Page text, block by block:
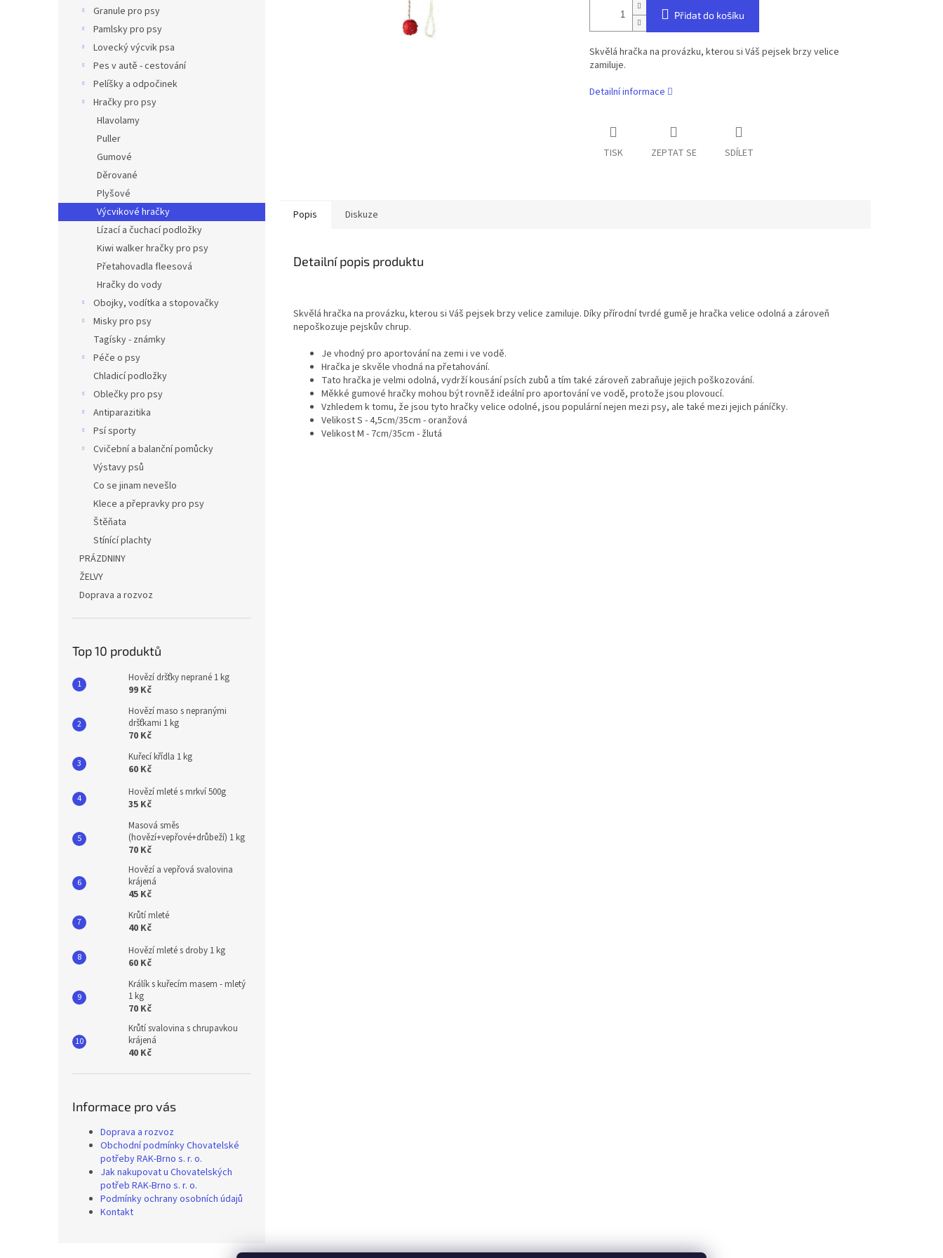
Granule pro psy
Pamlsky pro psy
Lovecký výcvik psa
Pes v autě - cestování
Pelíšky a odpočinek
Hračky pro psy
Hlavolamy
Puller
Gumové
Děrované
Plyšové
Výcvikové hračky
Lízací a čuchací podložky
Kiwi walker hračky pro psy
Přetahovadla fleesová
Hračky do vody
Obojky, vodítka a stopovačky
Misky pro psy
Tagísky - známky
Péče o psy
Chladicí podložky
Oblečky pro psy
Antiparazitika
Psí sporty
Cvičební a balanční pomůcky
Výstavy psů
Co se jinam nevešlo
Klece a přepravky pro psy
Štěňata
Stínící plachty
PRÁZDNINY
ŽELVY
Doprava a rozvoz
Top 10 produktů
Hovězí dršťky neprané 1 kg
99 Kč
Hovězí maso s nepranými
dršťkami 1 kg
70 Kč
Kuřecí křídla 1 kg
60 Kč
Hovězí mleté s mrkví 500g
35 Kč
Masová směs
(hovězí+vepřové+drůbeží) 1 kg
70 Kč
Hovězí a vepřová svalovina
krájená
45 Kč
Krůtí mleté
40 Kč
Hovězí mleté s droby 1 kg
60 Kč
Králík s kuřecím masem - mletý
1 kg
70 Kč
Krůtí svalovina s chrupavkou
krájená
40 Kč
Informace pro vás
Doprava a rozvoz
Obchodní podmínky Chovatelské
potřeby RAK-Brno s. r. o.
Jak nakupovat u Chovatelských
potřeb RAK-Brno s. r. o.
Podmínky ochrany osobních údajů
Kontakt
Přidat do košíku
Skvělá hračka na provázku, kterou si Váš pejsek brzy velice
zamiluje.
Detailní informace
TISK ZEPTAT SE SDÍLET
Popis Diskuze
Detailní popis produktu
Skvělá hračka na provázku, kterou si Váš pejsek brzy velice zamiluje. Díky přírodní tvrdé gumě je hračka velice odolná a zároveň
nepoškozuje pejskův chrup.
Je vhodný pro aportování na zemi i ve vodě.
Hračka je skvěle vhodná na přetahování.
Tato hračka je velmi odolná, vydrží kousání psích zubů a tím také zároveň zabraňuje jejich poškozování.
Měkké gumové hračky mohou být rovněž ideální pro aportování ve vodě, protože jsou plovoucí.
Vzhledem k tomu, že jsou tyto hračky velice odolné, jsou populární nejen mezi psy, ale také mezi jejich páníčky.
Velikost S - 4,5cm/35cm - oranžová
Velikost M - 7cm/35cm - žlutá